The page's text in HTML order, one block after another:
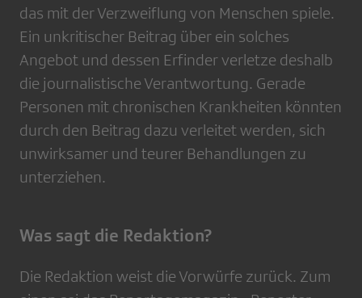
das mit der Verzweiflung von Menschen spiele.
Ein unkritischer Beitrag über ein solches
Angebot und dessen Erfinder verletze deshalb
die journalistische Verantwortung. Gerade
Personen mit chronischen Krankheiten könnten
durch den Beitrag dazu verleitet werden, sich
unwirksamer und teurer Behandlungen zu
unterziehen.
Was sagt die Redaktion?
Die Redaktion weist die Vorwürfe zurück. Zum